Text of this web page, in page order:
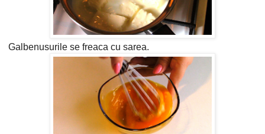
Galbenusurile se freaca cu sarea.